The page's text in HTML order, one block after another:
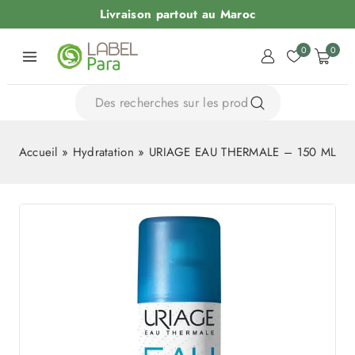
Livraison partout au Maroc
0 0
Accueil » Hydratation » URIAGE EAU THERMALE – 150 ML